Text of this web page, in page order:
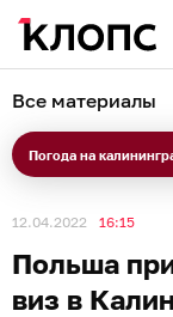
Все материалы
Погода на
12.04.2022 16:15
Польша
виз в